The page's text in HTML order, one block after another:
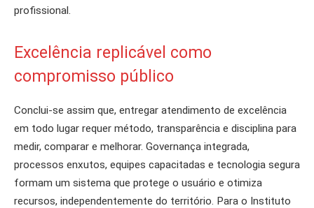
profissional.
Excelência replicável como
compromisso público
Conclui-se assim que, entregar atendimento de excelência
em todo lugar requer método, transparência e disciplina para
medir, comparar e melhorar. Governança integrada,
processos enxutos, equipes capacitadas e tecnologia segura
formam um sistema que protege o usuário e otimiza
recursos, independentemente do território. Para o Instituto